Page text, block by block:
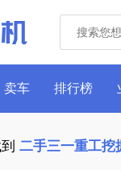
卖车 排行榜
二手三一重工挖